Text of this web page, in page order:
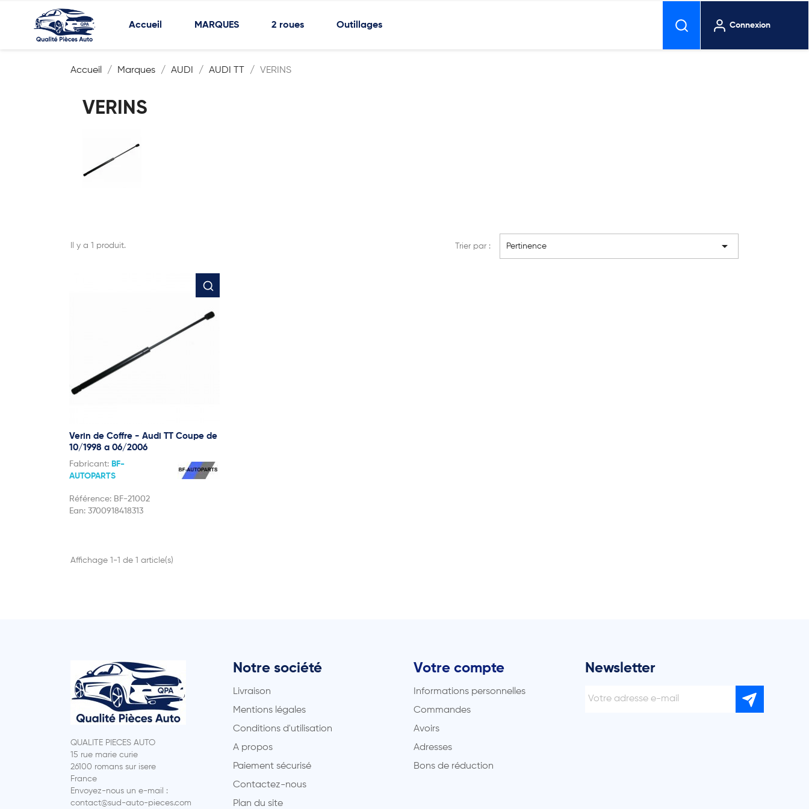
Accueil MARQUES 2 roues Outillages Connexion
Accueil Marques AUDI AUDI TT VERINS
VERINS
Il y a 1 produit. Trier par : Pertinence 
Verin de Coffre - Audi TT Coupe de
10/1998 a 06/2006
Fabricant: BF-
AUTOPARTS
Référence: BF-21002
Ean: 3700918418313
Affichage 1-1 de 1 article(s)
QUALITE PIECES AUTO
15 rue marie curie
26100 romans sur isere
France
Envoyez-nous un e-mail :
contact@sud-auto-pieces.com
Notre société
Livraison
Mentions légales
Conditions d'utilisation
A propos
Paiement sécurisé
Contactez-nous
Plan du site
Votre compte
Informations personnelles
Commandes
Avoirs
Adresses
Bons de réduction
Newsletter